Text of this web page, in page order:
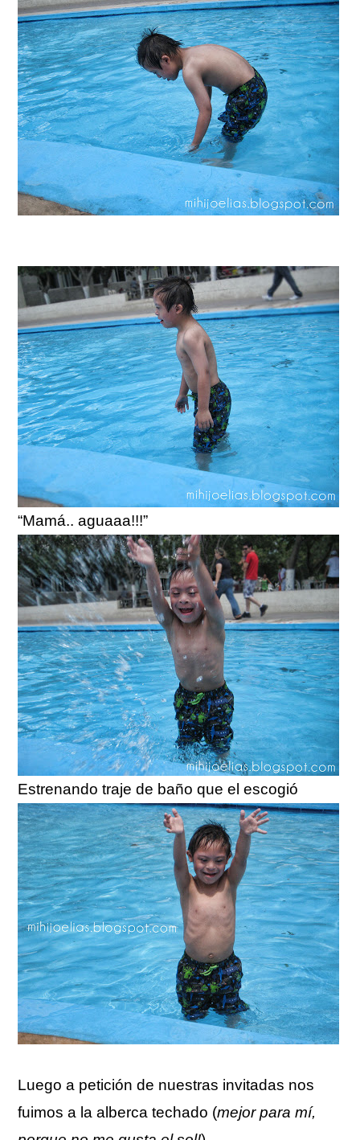
“Mamá.. aguaaa!!!”
Estrenando traje de baño que el escogió
Luego a petición de nuestras invitadas nos
fuimos a la alberca techado (mejor para mí,